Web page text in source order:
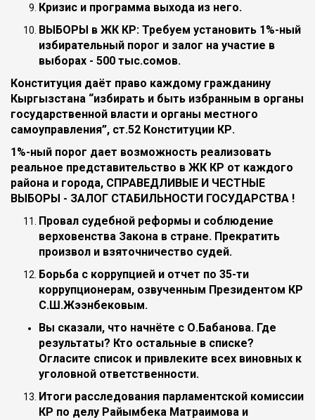
Кризис и программа выхода из него.
ВЫБОРЫ в ЖК КР: Требуем установить 1%-ный
избирательный порог и залог на участие в
выборах - 500 тыс.сомов.
Конституция даёт право каждому гражданину
Кыргызстана “избирать и быть избранным в органы
государственной власти и органы местного
самоуправления”, ст.52 Конституции КР.
1%-ный порог дает возможность реализовать
реальное представительство в ЖК КР от каждого
района и города, СПРАВЕДЛИВЫЕ И ЧЕСТНЫЕ
ВЫБОРЫ - ЗАЛОГ СТАБИЛЬНОСТИ ГОСУДАРСТВА !
Провал судебной реформы и соблюдение
верховенства Закона в стране. Прекратить
произвол и взяточничество судей.
Борьба с коррупцией и отчет по 35-ти
коррупционерам, озвученным Президентом КР
С.Ш.Жээнбековым.
Вы сказали, что начнёте с О.Бабанова. Где
результаты? Кто остальные в списке?
Огласите список и привлеките всех виновных к
уголовной ответственности.
Итоги расследования парламентской комиссии
КР по делу Райымбека Матраимова и